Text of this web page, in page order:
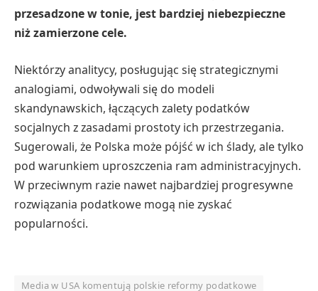
przesadzone w tonie, jest bardziej niebezpieczne
niż zamierzone cele.
Niektórzy analitycy, posługując się strategicznymi
analogiami, odwoływali się do modeli
skandynawskich, łączących zalety podatków
socjalnych z zasadami prostoty ich przestrzegania.
Sugerowali, że Polska może pójść w ich ślady, ale tylko
pod warunkiem uproszczenia ram administracyjnych.
W przeciwnym razie nawet najbardziej progresywne
rozwiązania podatkowe mogą nie zyskać
popularności.
Media w USA komentują polskie reformy podatkowe